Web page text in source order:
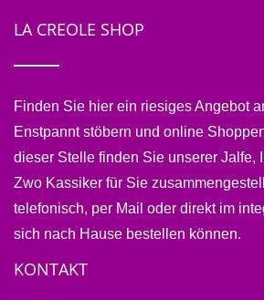
LA CREOLE SHOP
Finden Sie hier ein riesiges Angebot
Enstpannt stöbern und online
dieser Stelle finden Sie unserer Jalfe,
Zwo Kassiker für Sie
telefonisch, per Mail oder direkt im
sich nach Hause bestellen können.
KONTAKT